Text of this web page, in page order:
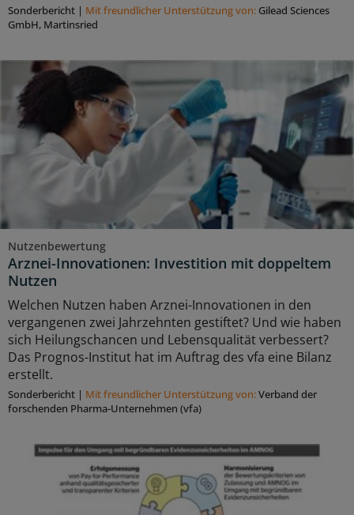
Sonderbericht | Mit freundlicher Unterstützung von: Gilead Sciences
GmbH, Martinsried
Nutzenbewertung
Arznei-Innovationen: Investition mit doppeltem
Nutzen
Welchen Nutzen haben Arznei-Innovationen in den
vergangenen zwei Jahrzehnten gestiftet? Und wie haben
sich Heilungschancen und Lebensqualität verbessert?
Das Prognos-Institut hat im Auftrag des vfa eine Bilanz
erstellt.
Sonderbericht | Mit freundlicher Unterstützung von:Verband der
forschenden Pharma-Unternehmen (vfa)